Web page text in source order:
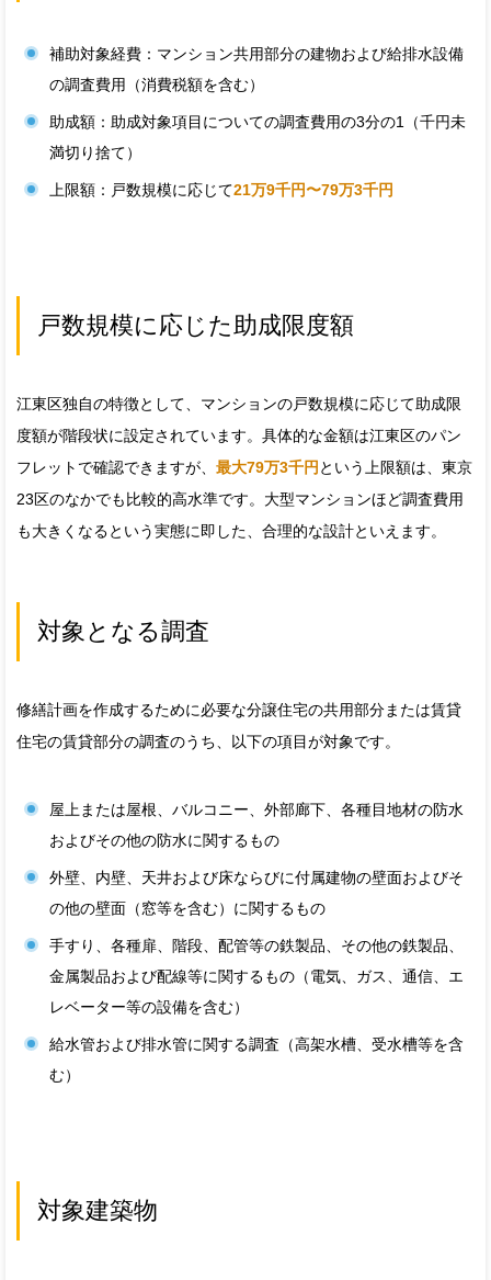
補助対象経費：マンション共用部分の建物および給排水設備
の調査費用（消費税額を含む）
助成額：助成対象項目についての調査費用の3分の1（千円未
満切り捨て）
上限額：戸数規模に応じて21万9千円〜79万3千円
戸数規模に応じた助成限度額
江東区独自の特徴として、マンションの戸数規模に応じて助成限
度額が階段状に設定されています。具体的な金額は江東区のパン
フレットで確認できますが、 最大79万3千円 という上限額は、東京
23区のなかでも比較的高水準です。大型マンションほど調査費用
も大きくなるという実態に即した、合理的な設計といえます。
対象となる調査
修繕計画を作成するために必要な分譲住宅の共用部分または賃貸
住宅の賃貸部分の調査のうち、以下の項目が対象です。
屋上または屋根、バルコニー、外部廊下、各種目地材の防水
およびその他の防水に関するもの
外壁、内壁、天井および床ならびに付属建物の壁面およびそ
の他の壁面（窓等を含む）に関するもの
手すり、各種扉、階段、配管等の鉄製品、その他の鉄製品、
金属製品および配線等に関するもの（電気、ガス、通信、エ
レベーター等の設備を含む）
給水管および排水管に関する調査（高架水槽、受水槽等を含
む）
対象建築物